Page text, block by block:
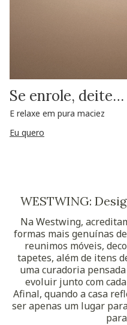
Se enrole, deite…
E relaxe em pura maciez
Eu quero
WESTWING:
Na Westwing,
formas mais genuínas
reunimos móveis,
tapetes, além de itens
uma curadoria
evoluir junto com
Afinal, quando a casa
ser apenas um lugar